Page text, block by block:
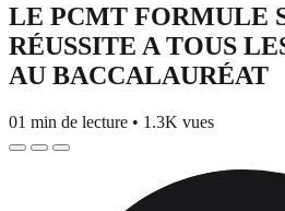
LE PCMT FORMULE
RÉUSSITE A TOUS
AU BACCALAURÉAT
01 min de lecture • 1.3K vues